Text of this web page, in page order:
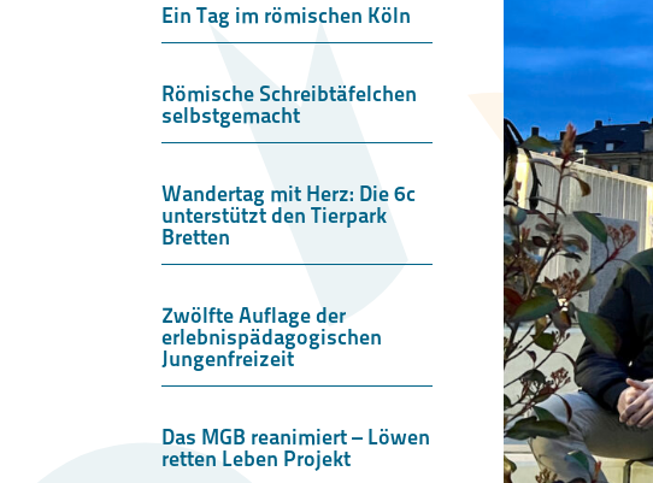
Ein Tag im römischen Köln
Römische Schreibtäfelchen
selbstgemacht
Wandertag mit Herz: Die 6c
unterstützt den Tierpark
Bretten
Zwölfte Auflage der
erlebnispädagogischen
Jungenfreizeit
Das MGB reanimiert – Löwen
retten Leben Projekt